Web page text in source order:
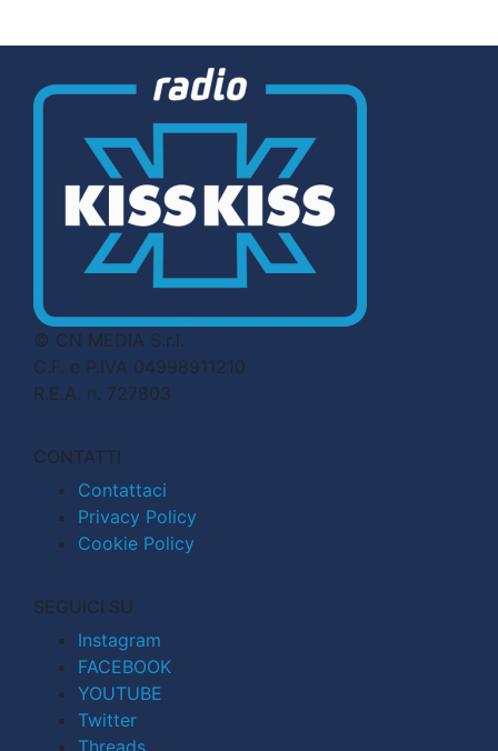
© CN MEDIA S.r.l.
C.F. e P.IVA 04998911210
R.E.A. n. 727803
CONTATTI
Contattaci
Privacy Policy
Cookie Policy
SEGUICI SU
Instagram
FACEBOOK
YOUTUBE
Twitter
Threads